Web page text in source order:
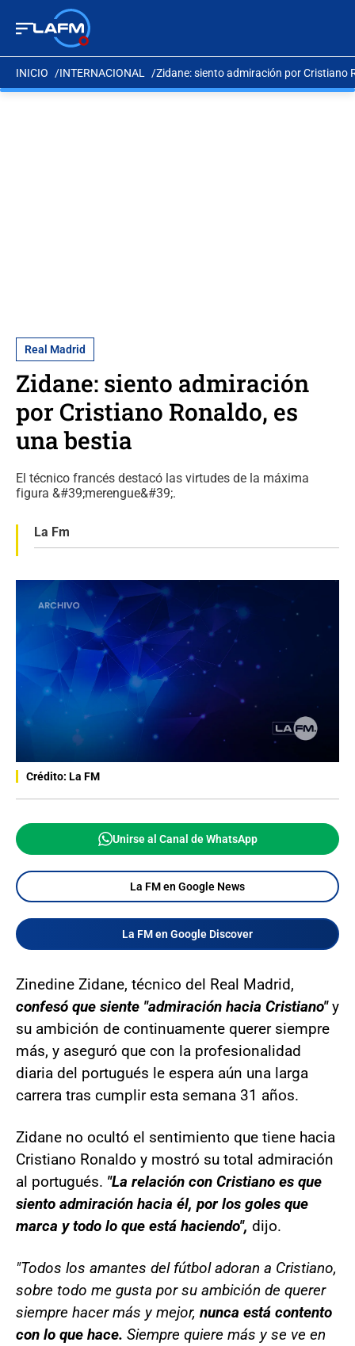
INICIO INTERNACIONAL Zidane: siento admiración por Cristiano
Real Madrid
Zidane: siento admiración
por Cristiano Ronaldo, es
una bestia
El técnico francés destacó las virtudes de la máxima
figura &#39;merengue&#39;.
La Fm
Crédito: La FM
Unirse al Canal de WhatsApp
La FM en Google News
La FM en Google Discover
Zinedine Zidane, técnico del Real Madrid,
confesó que siente "admiración hacia Cristiano"y
su ambición de continuamente querer siempre
más, y aseguró que con la profesionalidad
diaria del portugués le espera aún una larga
carrera tras cumplir esta semana 31 años.
Zidane no ocultó el sentimiento que tiene hacia
Cristiano Ronaldo y mostró su total admiración
al portugués. "La relación con Cristiano es que
siento admiración hacia él, por los goles que
marca y todo lo que está haciendo", dijo.
"Todos los amantes del fútbol adoran a Cristiano,
sobre todo me gusta por su ambición de querer
siempre hacer más y mejor, nunca está contento
con lo que hace. Siempre quiere más y se ve en